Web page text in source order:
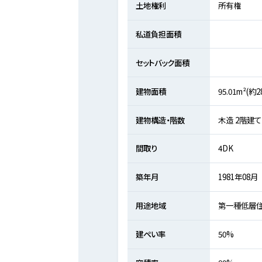
土地権利 所有権
私道負担面積
セットバック面積
建物面積 95.01m²(約
建物構造・階数 木造 2階建て
間取り 4DK
築年月 1981年08月
用途地域 第一種低層
建ぺい率 50%